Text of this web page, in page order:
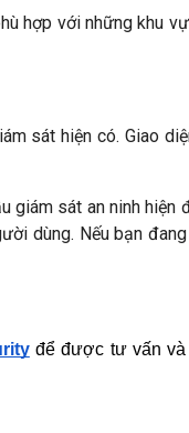
hợp với những khu
sát hiện có. Giao
giám sát an ninh hiện
dùng. Nếu bạn
để được tư vấn và